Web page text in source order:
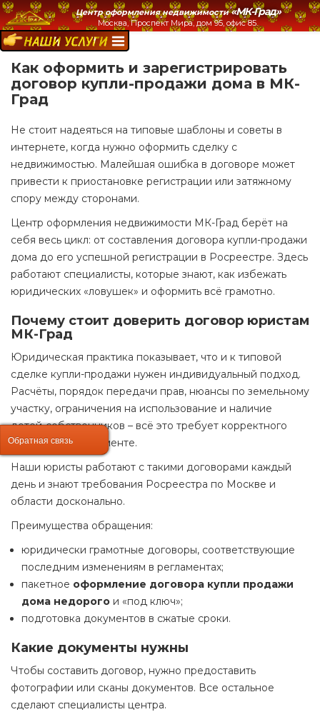
Центр оформления недвижимости «МК-Град»
Москва, Проспект Мира, дом 95, офис 85.
НАШИ УСЛУГИ:
Как оформить и зарегистрировать
договор купли-продажи дома в МК-
Град
Не стоит надеяться на типовые шаблоны и советы в
интернете, когда нужно оформить сделку с
недвижимостью. Малейшая ошибка в договоре может
привести к приостановке регистрации или затяжному
спору между сторонами.
Центр оформления недвижимости МК-Град берёт на
себя весь цикл: от составления договора купли-продажи
дома до его успешной регистрации в Росреестре. Здесь
работают специалисты, которые знают, как избежать
юридических «ловушек» и оформить всё грамотно.
Почему стоит доверить договор юристам
МК-Град
Юридическая практика показывает, что и к типовой
сделке купли-продажи нужен индивидуальный подход.
Расчёты, порядок передачи прав, нюансы по земельному
участку, ограничения на использование и наличие
детей-собственников – всё это требует корректного
отражения в документе.
Наши юристы работают с такими договорами каждый
день и знают требования Росреестра по Москве и
области досконально.
Преимущества обращения:
юридически грамотные договоры, соответствующие
последним изменениям в регламентах;
пакетное оформление договора купли продажи
дома недорого и «под ключ»;
подготовка документов в сжатые сроки.
Какие документы нужны
Чтобы составить договор, нужно предоставить
фотографии или сканы документов. Все остальное
сделают специалисты центра.
Обратная связь
Обратная связь